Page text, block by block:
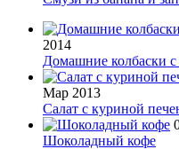
2014
Домашние колбаски
Мар 2013
Салат с куриной
Шоколадный кофе